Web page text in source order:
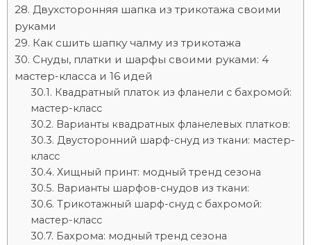
Двухсторонняя шапка из трикотажа своими
руками
Как сшить шапку чалму из трикотажа
Снуды, платки и шарфы своими руками: 4
мастер-класса и 16 идей
Квадратный платок из фланели с бахромой:
мастер-класс
Варианты квадратных фланелевых платков:
Двусторонний шарф-снуд из ткани: мастер-
класс
Хищный принт: модный тренд сезона
Варианты шарфов-снудов из ткани:
Трикотажный шарф-снуд с бахромой:
мастер-класс
Бахрома: модный тренд сезона